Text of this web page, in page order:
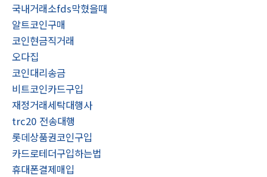
국내거래소fds막혔을때
알트코인구매
코인현금직거래
오다집
코인대리송금
비트코인카드구입
재정거래세탁대행사
trc20 전송대행
롯데상품권코인구입
카드로테더구입하는법
휴대폰결제매입